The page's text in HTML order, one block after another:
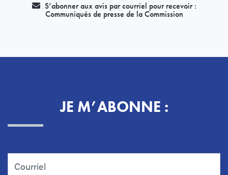
S’abonner aux avis par courriel pour recevoir :
Communiqués de presse de la Commission
JE M’ABONNE :